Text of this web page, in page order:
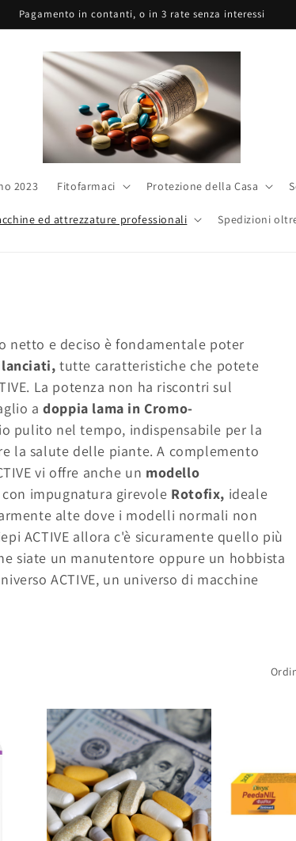
Pagamento in contanti, o in 3 rate senza interessi
2023 Fitofarmaci Protezione della Casa
ed attrezzature professionali Spedizioni
netto e deciso è fondamentale poter
tutte caratteristiche che potete
La potenza non ha riscontri sul
a doppia lama in Cromo-
pulito nel tempo, indispensabile per la
la salute delle piante. A complemento
vi offre anche un modello
impugnatura girevole Rotofix, ideale
alte dove i modelli normali non
ACTIVE allora c'è sicuramente quello più
siate un manutentore oppure un hobbista
ACTIVE, un universo di macchine